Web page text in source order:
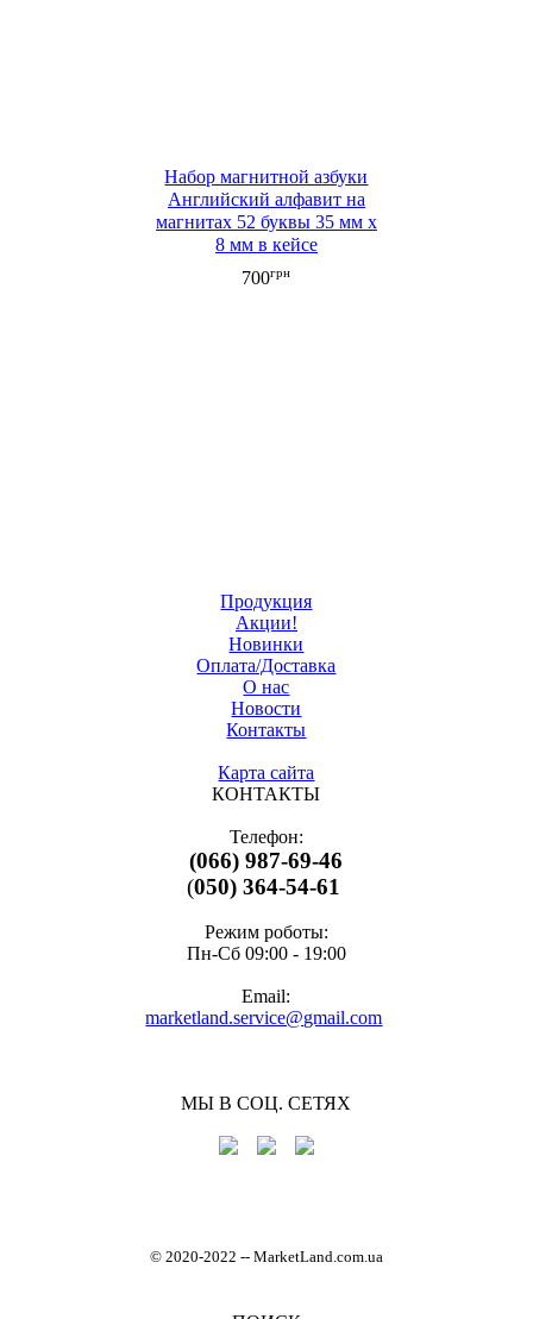
Набор магнитной азбуки
Английский алфавит на
магнитах 52 буквы 35 мм х
8 мм в кейсе
700грн
Продукция
Акции!
Новинки
Оплата/Доставка
О нас
Новости
Контакты
Карта сайта
КОНТАКТЫ
Телефон:
(066) 987-69-46
(050) 364-54-61
Режим роботы:
Пн-Cб 09:00 - 19:00
Email:
marketland.service@gmail.com
МЫ В СОЦ. СЕТЯХ
© 2020-2022 -- MarketLand.com.ua